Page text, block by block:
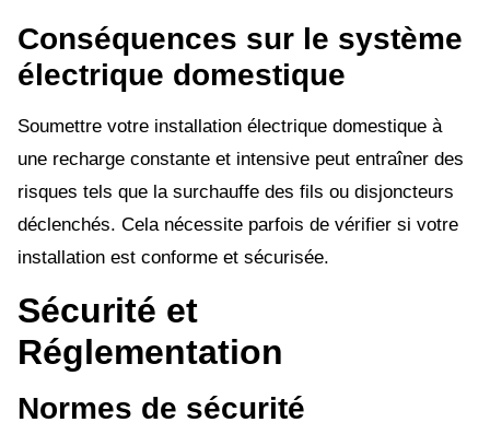
Conséquences sur le système
électrique domestique
Soumettre votre installation électrique domestique à
une recharge constante et intensive peut entraîner des
risques tels que la surchauffe des fils ou disjoncteurs
déclenchés. Cela nécessite parfois de vérifier si votre
installation est conforme et sécurisée.
Sécurité et
Réglementation
Normes de sécurité